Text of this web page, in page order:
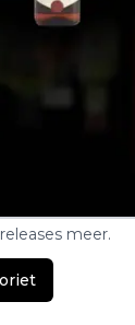
meer.